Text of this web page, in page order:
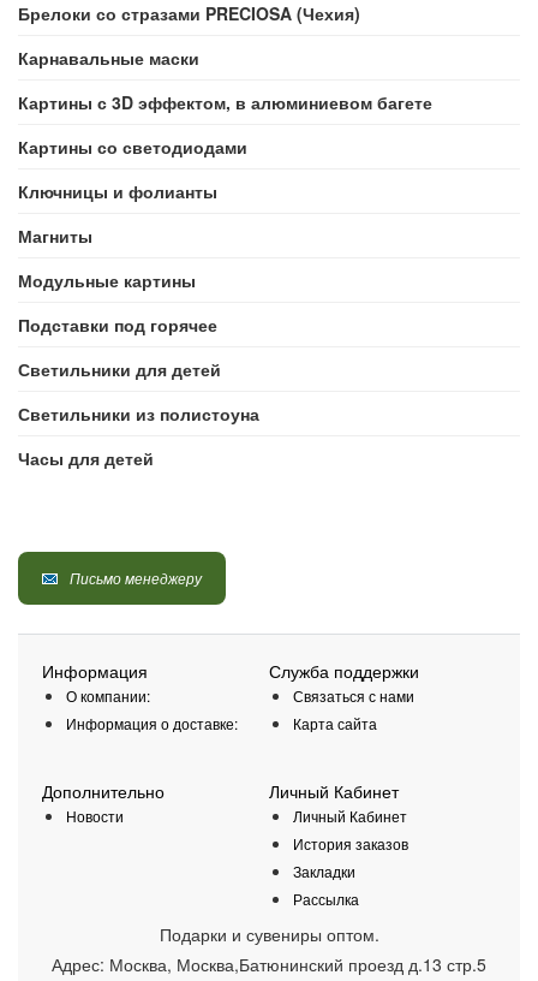
Брелоки со стразами PRECIOSA (Чехия)
Карнавальные маски
Картины с 3D эффектом, в алюминиевом багете
Картины со светодиодами
Ключницы и фолианты
Магниты
Модульные картины
Подставки под горячее
Светильники для детей
Светильники из полистоуна
Часы для детей
Письмо менеджеру
Информация
О компании:
Информация о доставке:
Служба поддержки
Связаться с нами
Карта сайта
Дополнительно
Новости
Личный Кабинет
Личный Кабинет
История заказов
Закладки
Рассылка
Подарки и сувениры оптом.
Адрес: Москва, Москва,Батюнинский проезд д.13 стр.5